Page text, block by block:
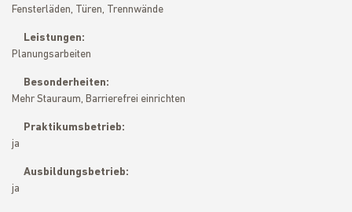
Fensterläden, Türen, Trennwände
Leistungen:
Planungsarbeiten
Besonderheiten:
Mehr Stauraum, Barrierefrei einrichten
Praktikumsbetrieb:
ja
Ausbildungsbetrieb:
ja